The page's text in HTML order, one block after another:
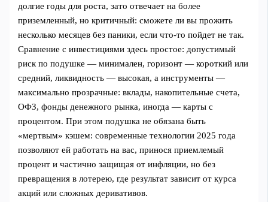
долгие годы для роста, зато отвечает на более
приземленный, но критичный: сможете ли вы прожить
несколько месяцев без паники, если что‑то пойдет не так.
Сравнение с инвестициями здесь простое: допустимый
риск по подушке — минимален, горизонт — короткий или
средний, ликвидность — высокая, а инструменты —
максимально прозрачные: вклады, накопительные счета,
ОФЗ, фонды денежного рынка, иногда — карты с
процентом. При этом подушка не обязана быть
«мертвым» кэшем: современные технологии 2025 года
позволяют ей работать на вас, принося приемлемый
процент и частично защищая от инфляции, но без
превращения в лотерею, где результат зависит от курса
акций или сложных деривативов.